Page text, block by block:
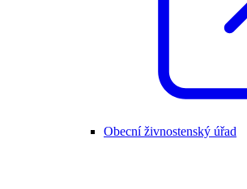
Obecní živnostenský úřad